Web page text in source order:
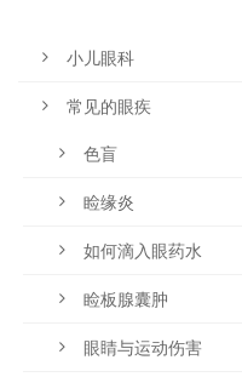
小儿眼科
常见的眼疾
色盲
睑缘炎
如何滴入眼药水
睑板腺囊肿
眼睛与运动伤害